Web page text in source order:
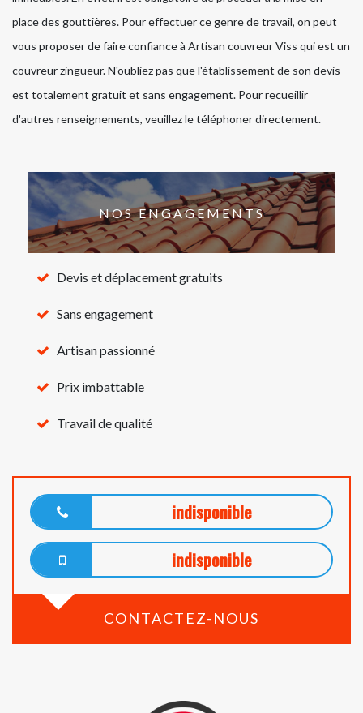
place des gouttières. Pour effectuer ce genre de travail, on peut
vous proposer de faire confiance à Artisan couvreur Viss qui est un
couvreur zingueur. N'oubliez pas que l'établissement de son devis
est totalement gratuit et sans engagement. Pour recueillir
d'autres renseignements, veuillez le téléphoner directement.
NOS ENGAGEMENTS
Devis et déplacement gratuits
Sans engagement
Artisan passionné
Prix imbattable
Travail de qualité
indisponible
indisponible
CONTACTEZ-NOUS